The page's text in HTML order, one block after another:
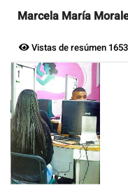
Marcela María
Vistas de resúmen